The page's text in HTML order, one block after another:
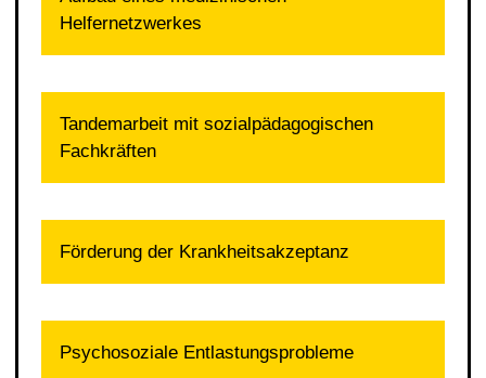
Helfernetzwerkes
Tandemarbeit mit sozialpädagogischen
Fachkräften
Förderung der Krankheitsakzeptanz
Psychosoziale Entlastungsprobleme